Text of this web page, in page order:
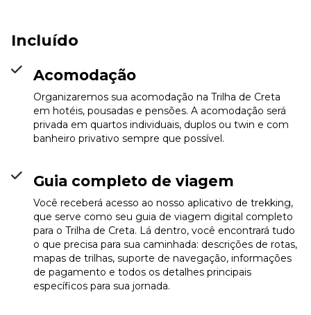
Incluído
Acomodação
Organizaremos sua acomodação na Trilha de Creta
em hotéis, pousadas e pensões. A acomodação será
privada em quartos individuais, duplos ou twin e com
banheiro privativo sempre que possível.
Guia completo de viagem
Você receberá acesso ao nosso aplicativo de trekking,
que serve como seu guia de viagem digital completo
para o Trilha de Creta. Lá dentro, você encontrará tudo
o que precisa para sua caminhada: descrições de rotas,
mapas de trilhas, suporte de navegação, informações
de pagamento e todos os detalhes principais
específicos para sua jornada.